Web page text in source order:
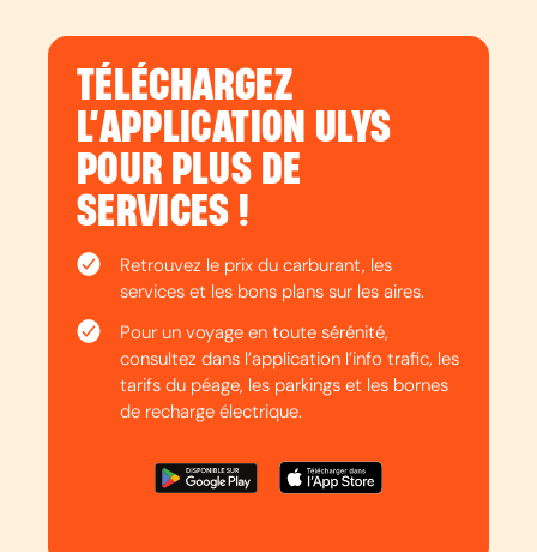
TÉLÉCHARGEZ
L’APPLICATION ULYS
POUR PLUS DE
SERVICES !
Retrouvez le prix du carburant, les
services et les bons plans sur les aires.
Pour un voyage en toute sérénité,
consultez dans l’application l’info trafic, les
tarifs du péage, les parkings et les bornes
de recharge électrique.